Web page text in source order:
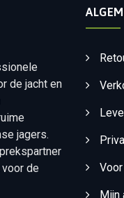
de jacht en
jagers.
de
Mijn